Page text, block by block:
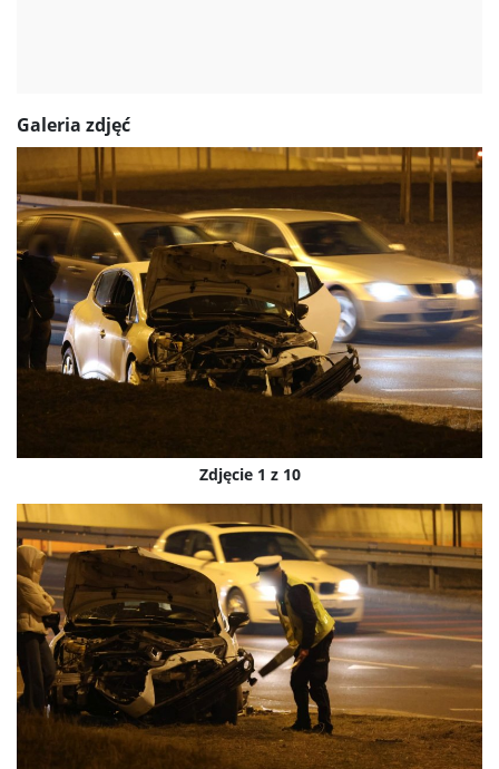
Galeria zdjęć
Zdjęcie 1 z 10